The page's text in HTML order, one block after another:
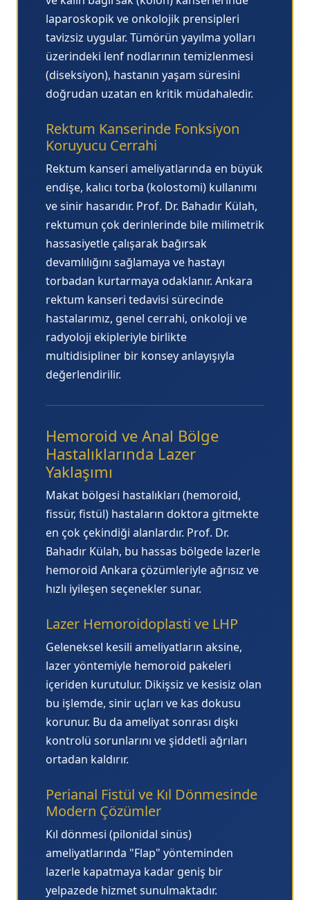
laparoskopik ve onkolojik prensipleri
tavizsiz uygular. Tümörün yayılma yolları
üzerindeki lenf nodlarının temizlenmesi
(diseksiyon), hastanın yaşam süresini
doğrudan uzatan en kritik müdahaledir.
Rektum Kanserinde Fonksiyon
Koruyucu Cerrahi
Rektum kanseri ameliyatlarında en büyük
endişe, kalıcı torba (kolostomi) kullanımı
ve sinir hasarıdır. Prof. Dr. Bahadır Külah,
rektumun çok derinlerinde bile milimetrik
hassasiyetle çalışarak bağırsak
devamlılığını sağlamaya ve hastayı
torbadan kurtarmaya odaklanır. Ankara
rektum kanseri tedavisi sürecinde
hastalarımız, genel cerrahi, onkoloji ve
radyoloji ekipleriyle birlikte
multidisipliner bir konsey anlayışıyla
değerlendirilir.
Hemoroid ve Anal Bölge
Hastalıklarında Lazer
Yaklaşımı
Makat bölgesi hastalıkları (hemoroid,
fissür, fistül) hastaların doktora gitmekte
en çok çekindiği alanlardır. Prof. Dr.
Bahadır Külah, bu hassas bölgede lazerle
hemoroid Ankara çözümleriyle ağrısız ve
hızlı iyileşen seçenekler sunar.
Lazer Hemoroidoplasti ve LHP
Geleneksel kesili ameliyatların aksine,
lazer yöntemiyle hemoroid pakeleri
içeriden kurutulur. Dikişsiz ve kesisiz olan
bu işlemde, sinir uçları ve kas dokusu
korunur. Bu da ameliyat sonrası dışkı
kontrolü sorunlarını ve şiddetli ağrıları
ortadan kaldırır.
Perianal Fistül ve Kıl Dönmesinde
Modern Çözümler
Kıl dönmesi (pilonidal sinüs)
ameliyatlarında "Flap" yönteminden
lazerle kapatmaya kadar geniş bir
yelpazede hizmet sunulmaktadır.